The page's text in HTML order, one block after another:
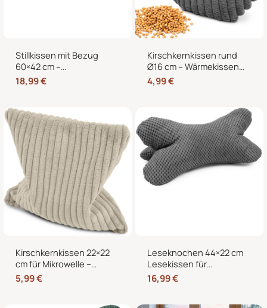
Stillkissen mit Bezug
60×42 cm –
Schwangerschaftskissen
& Seitenschläferkissen
waschbarem Bezug und
weicher Füllung
18,99€
Kirschkernkissen rund
Ø16 cm – Wärmekissen
und Kältekissen mit 100
% Kirschkernen für
4,99€
Kirschkernkissen 22×22
cm für Mikrowelle –
Körnerkissen als
Wärmekissen und
5,99€
Leseknochen 44×22 cm
Lesekissen für
Erwachsene –
Nackenkissen in
16,99€